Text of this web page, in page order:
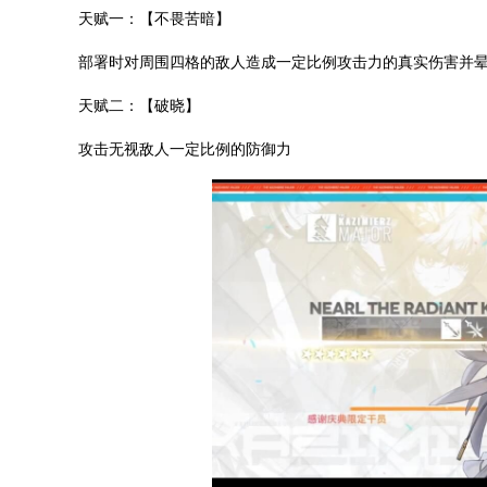
天赋一：【不畏苦暗】
部署时对周围四格的敌人造成一定比例攻击力的真实伤害并
天赋二：【破晓】
攻击无视敌人一定比例的防御力